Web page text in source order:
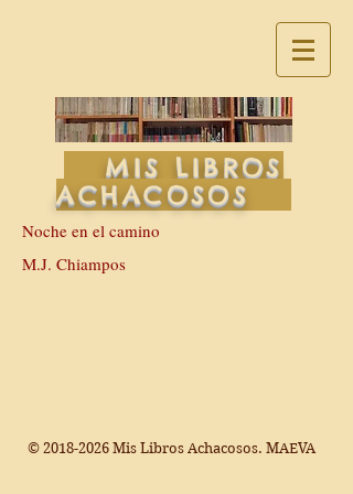
MIS LIBROS
ACHACOSOS
Noche en el camino
M.J. Chiampos
© 2018-2026 Mis Libros Achacosos. MAEVA